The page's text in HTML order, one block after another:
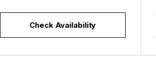
Check Availability